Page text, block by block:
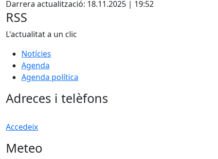
−
Darrera actualització: 18.11.2025 | 19:52
RSS
L'actualitat a un clic
Notícies
Agenda
Agenda política
Adreces i telèfons
Accedeix
Meteo